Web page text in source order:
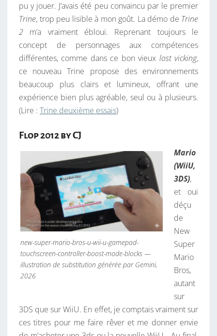
pu y jouer. J’avais été peu convaincu par le premier
Trine, trop peu lisible à mon goût. La démo de Trine
2 m’a vraiment ébloui. Reprenant toujours le
concept de personnages aux compétences
différentes, comme dans ce bon vieux lost vicking,
ce nouveau Trine propose des environnements
beaucoup plus clairs et lumineux, offrant une
expérience bien plus agréable, seul ou à plusieurs.
(Lire : Trine deuxième essais)
Flop 2012 by CJ
new-super-mario-bros-u-wii-u-gamepad-
touchscreen-controller-boost-mode-blocks —
illustration de substitution générée par Gemini,
2026
Mario
(WiiU,
3DS),
et oui
déçu
de
New
Super
Mario
Bros,
autant
sur
3DS que sur WiiU. En effet, je comptais vraiment sur
ces titres pour me faire rêver et me donner envie